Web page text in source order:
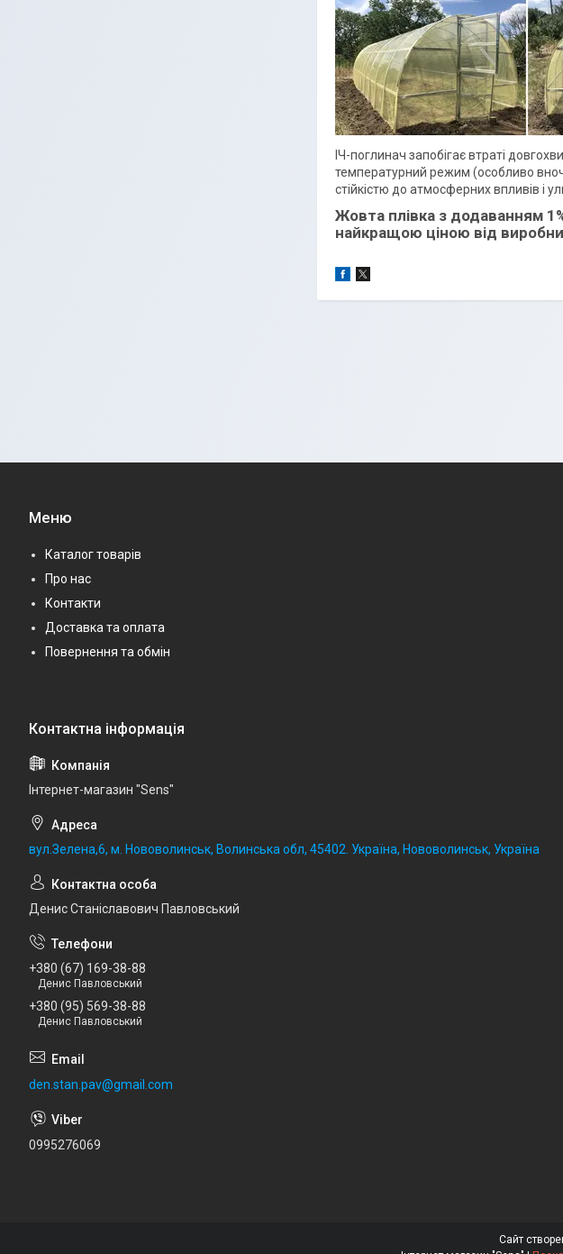
ІЧ-поглинач запобігає втраті
температурний режим (особливо
стійкістю до атмосферних впливів і
Жовта плівка з додаванням
найкращою ціною від
Меню
Каталог товарів
Про нас
Контакти
Доставка та оплата
Повернення та обмін
Iнтернет-магазин "Sens"
вул.Зелена,6, м. Нововолинськ, Волинська обл, 45402. Україна, Нововолинськ, Україна
Денис Станіславович Павловський
+380 (67) 169-38-88
Денис Павловський
+380 (95) 569-38-88
Денис Павловський
den.stan.pav@gmail.com
0995276069
Сайт